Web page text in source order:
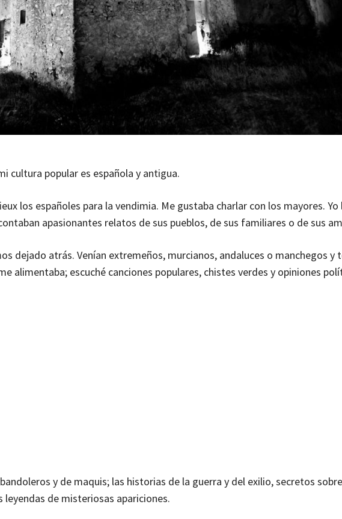
cultura popular es española y antigua.
los españoles para la vendimia. Me gustaba charlar con los mayores. Yo
apasionantes relatos de sus pueblos, de sus familiares o de sus
dejado atrás. Venían extremeños, murcianos, andaluces o manchegos y
alimentaba; escuché canciones populares, chistes verdes y opiniones
y de maquis; las historias de la guerra y del exilio, secretos sobre
de misteriosas apariciones.